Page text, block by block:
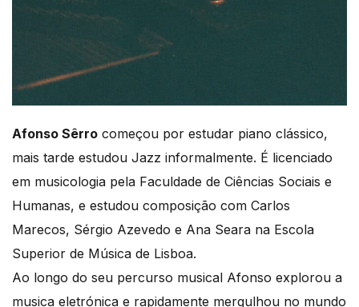
Afonso Sêrro começou por estudar piano clássico,
mais tarde estudou Jazz informalmente. É licenciado
em musicologia pela Faculdade de Ciências Sociais e
Humanas, e estudou composição com Carlos
Marecos, Sérgio Azevedo e Ana Seara na Escola
Superior de Música de Lisboa.
Ao longo do seu percurso musical Afonso explorou a
musica eletrónica e rapidamente mergulhou no mundo